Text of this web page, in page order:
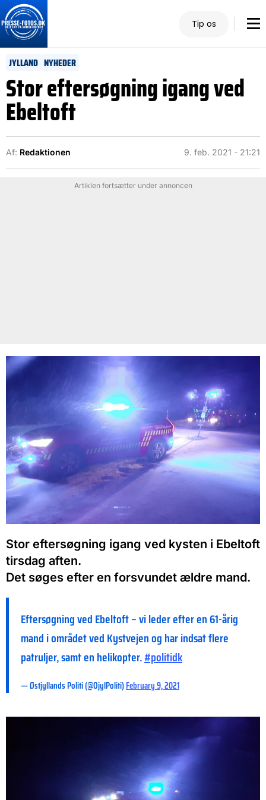
Tip os
JYLLAND NYHEDER
Stor eftersøgning igang ved
Ebeltoft
Af: Redaktionen 9. feb. 2021 - 21:21
Artiklen fortsætter under annoncen
Stor eftersøgning igang ved kysten i Ebeltoft
tirsdag aften.
Det søges efter en forsvundet ældre mand.
Eftersøgning ved Ebeltoft – vi leder efter en 61-årig
mand i området ved Kystvejen og har indsat flere
patruljer, samt en helikopter.#politidk
— Østjyllands Politi (@OjylPoliti)February 9, 2021